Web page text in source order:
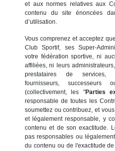
et aux normes relatives aux
contenu du site énoncées
d’utilisation.
Vous comprenez et acceptez
Club Sportif, ses Super-
votre fédération sportive, ni
affiliées, ni leurs
prestataires de services,
fournisseurs, successeurs
(collectivement, les "Parties
responsable de toutes les
soumettez ou contribuez, et
et légalement responsable, y
contenu et de son exactitude.
pas responsables ou
du contenu ou de l'exactitude